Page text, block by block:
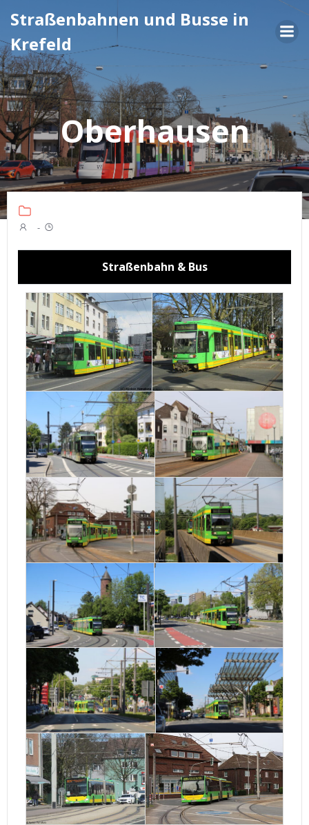
Inhalt
Straßenbahnen und Busse in
Krefeld
Oberhausen
-
Straßenbahn & Bus